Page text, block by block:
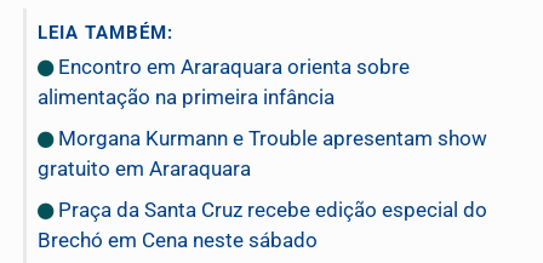
LEIA TAMBÉM:
Encontro em Araraquara orienta sobre
alimentação na primeira infância
Morgana Kurmann e Trouble apresentam show
gratuito em Araraquara
Praça da Santa Cruz recebe edição especial do
Brechó em Cena neste sábado